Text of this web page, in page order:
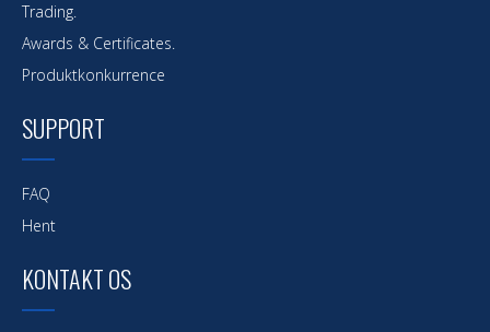
Trading.
Awards & Certificates.
Produktkonkurrence
SUPPORT
FAQ
Hent
KONTAKT OS